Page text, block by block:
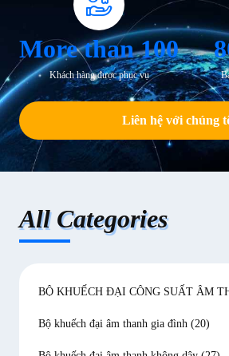
More than 100
Khách hàng được phục vụ
Liên hệ với chúng
All Categories
BỘ KHUẾCH ĐẠI CÔNG SUẤT ÂM
Bộ khuếch đại âm thanh gia đình (20)